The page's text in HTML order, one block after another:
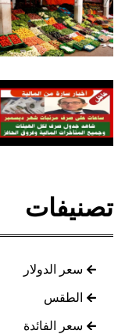
تصنيفات
سعر الدولار
الطقس
سعر الفائدة